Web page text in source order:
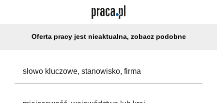
Oferta pracy jest nieaktualna, zobacz podobne